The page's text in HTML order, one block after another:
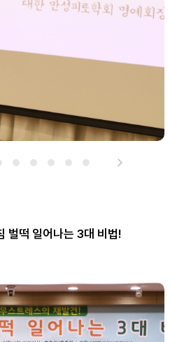
벌떡 일어나는 3대 비법!